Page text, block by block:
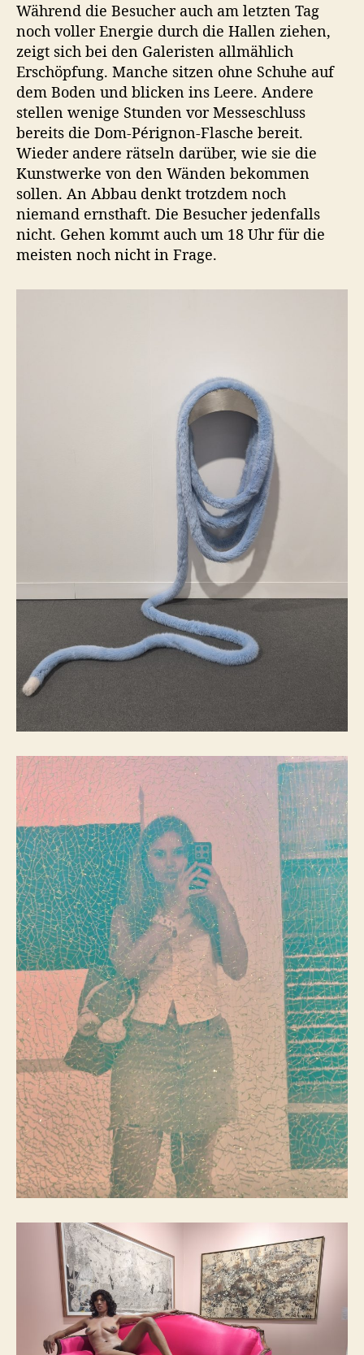
Während die Besucher auch am letzten Tag
noch voller Energie durch die Hallen ziehen,
zeigt sich bei den Galeristen allmählich
Erschöpfung. Manche sitzen ohne Schuhe auf
dem Boden und blicken ins Leere. Andere
stellen wenige Stunden vor Messeschluss
bereits die Dom-Pérignon-Flasche bereit.
Wieder andere rätseln darüber, wie sie die
Kunstwerke von den Wänden bekommen
sollen. An Abbau denkt trotzdem noch
niemand ernsthaft. Die Besucher jedenfalls
nicht. Gehen kommt auch um 18 Uhr für die
meisten noch nicht in Frage.